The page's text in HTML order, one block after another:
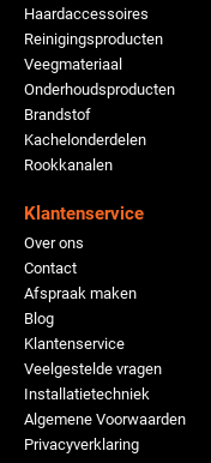
Haardaccessoires
Reinigingsproducten
Veegmateriaal
Onderhoudsproducten
Brandstof
Kachelonderdelen
Rookkanalen
Klantenservice
Over ons
Contact
Afspraak maken
Blog
Klantenservice
Veelgestelde vragen
Installatietechniek
Algemene Voorwaarden
Privacyverklaring